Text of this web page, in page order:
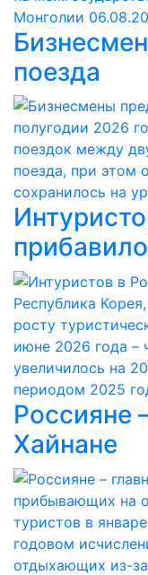
Монголии
поезда
полугодии 2026
поездок между
поезда, при этом
сохранилось на
Республика
росту
июне 2026 года –
увеличилось на
периодом 2025
Россияне
Хайнане
прибывающих на
туристов в
годовом
отдыхающих из-